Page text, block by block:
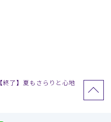
【終了】夏もさらりと心地